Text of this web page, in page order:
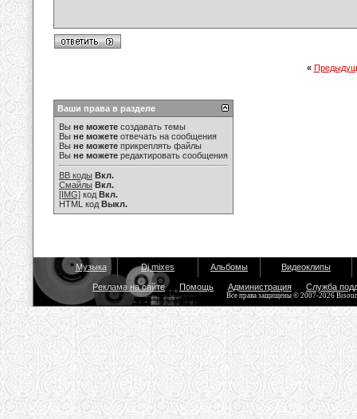
«
Ваши права в разделе
Вы не можете создавать темы
Вы не можете отвечать на сообщения
Вы не можете прикреплять файлы
Вы не можете редактировать сообщения
BB коды Вкл.
Смайлы Вкл.
[IMG] код Вкл.
HTML код Выкл.
Музыка Dj mixes Альбомы Видеоклипы
Реклама на сайте Помощь Администрация Служба
Все права защищены © 2007-2026